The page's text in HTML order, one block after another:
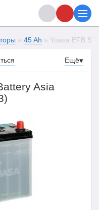
» 45 Ah » Yuasa EFB
Ещё▾
Asia